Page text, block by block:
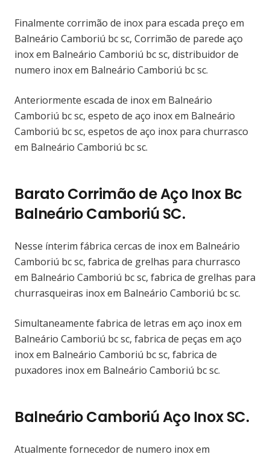
Finalmente corrimão de inox para escada preço em
Balneário Camboriú bc sc, Corrimão de parede aço
inox em Balneário Camboriú bc sc, distribuidor de
numero inox em Balneário Camboriú bc sc.
Anteriormente escada de inox em Balneário
Camboriú bc sc, espeto de aço inox em Balneário
Camboriú bc sc, espetos de aço inox para churrasco
em Balneário Camboriú bc sc.
Barato Corrimão de Aço Inox Bc
Balneário Camboriú SC.
Nesse ínterim fábrica cercas de inox em Balneário
Camboriú bc sc, fabrica de grelhas para churrasco
em Balneário Camboriú bc sc, fabrica de grelhas para
churrasqueiras inox em Balneário Camboriú bc sc.
Simultaneamente fabrica de letras em aço inox em
Balneário Camboriú bc sc, fabrica de peças em aço
inox em Balneário Camboriú bc sc, fabrica de
puxadores inox em Balneário Camboriú bc sc.
Balneário Camboriú Aço Inox SC.
Atualmente fornecedor de numero inox em